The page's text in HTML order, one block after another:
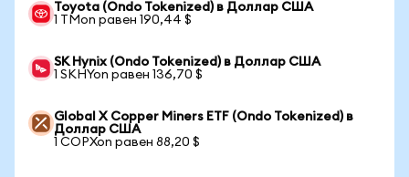
Toyota (Ondo Tokenized) в Доллар США
1 TMon равен 190,44 $
SK Hynix (Ondo Tokenized) в Доллар США
1 SKHYon равен 136,70 $
Global X Copper Miners ETF (Ondo Tokenized) в
Доллар США
1 COPXon равен 88,20 $